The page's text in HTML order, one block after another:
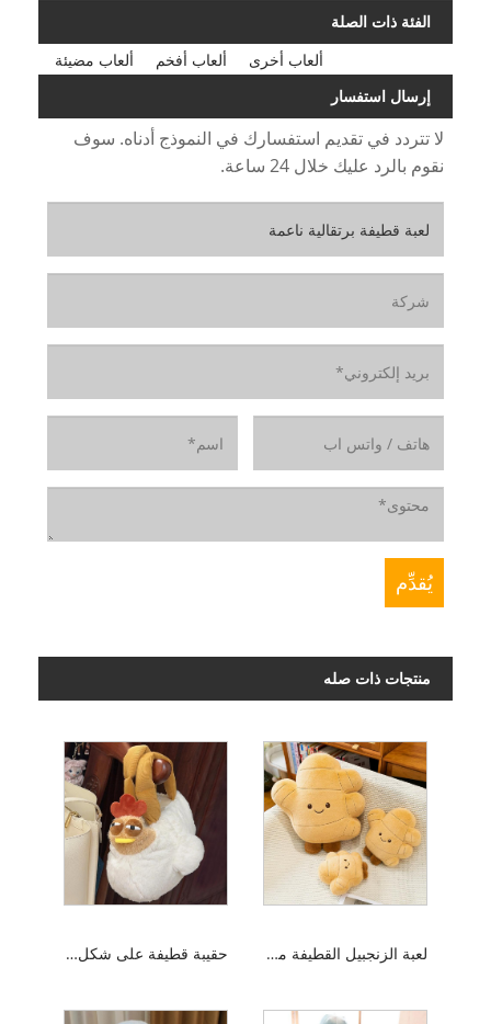
الفئة ذات الصلة
ألعاب مضيئة
ألعاب أفخم
ألعاب أخرى
إرسال استفسار
لا تتردد في تقديم استفسارك في النموذج أدناه. سوف
نقوم بالرد عليك خلال 24 ساعة.
منتجات ذات صله
حقيبة قطيفة على شكل دجاجة لعبة الزنجبيل القطيفة مع الساق